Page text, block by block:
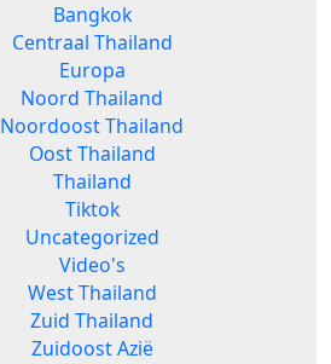
Bangkok
Centraal Thailand
Europa
Noord Thailand
Noordoost Thailand
Oost Thailand
Thailand
Tiktok
Uncategorized
Video's
West Thailand
Zuid Thailand
Zuidoost Azië